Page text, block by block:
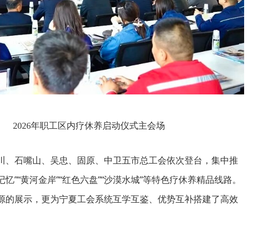
2026年职工区内疗休养启动仪式主会场
、石嘴山、吴忠、固原、中卫五市总工会依次登台，集中推
忆”“黄河金岸”“红色六盘”“沙漠水城”等特色疗休养精品线路。
的展示，更为宁夏工会系统互学互鉴、优势互补搭建了高效